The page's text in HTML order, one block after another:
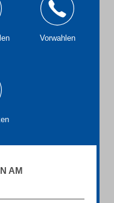
Vorwahlen
AM